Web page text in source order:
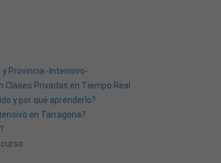
Provincia -Intensivo-
Clases Privadas en Tiempo Real
y por qué aprenderlo?
en Tarragona?